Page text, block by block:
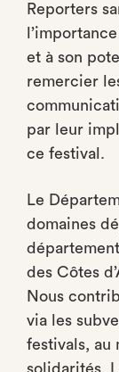
Reporters
et à son
remercier
par leur
ce festival.
Le
domaines
des Côtes
Nous
via les
festivals, au
solidarités.